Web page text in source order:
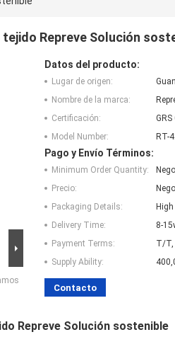
Repreve Solución
Datos del producto:
Lugar de origen:
Nombre de la marca:
Certificación:
Model Number:
RT-
Pago y Envío Términos:
Minimum Order Quantity:
Precio:
Packaging Details:
Delivery Time:
8-
Payment Terms:
T/T,
Supply Ability:
Contacto
Repreve Solución sostenible